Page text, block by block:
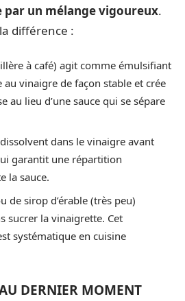
par un mélange vigoureux.
différence :
à café) agit comme émulsifiant
au vinaigre de façon stable et crée
au lieu d’une sauce qui se sépare
dans le vinaigre avant
garantit une répartition
la sauce.
de sirop d’érable (très peu)
sucrer la vinaigrette. Cet
systématique en cuisine
DERNIER MOMENT